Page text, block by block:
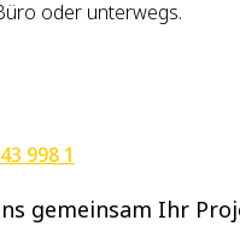
oder unterwegs.
998 1
gemeinsam Ihr